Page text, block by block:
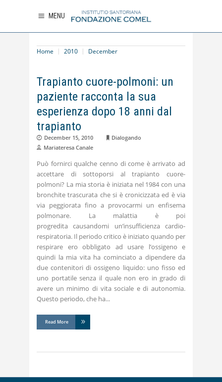
MENU
Home 2010 December
Trapianto cuore-polmoni: un
paziente racconta la sua
esperienza dopo 18 anni dal
trapianto
December 15, 2010
Dialogando
Mariateresa Canale
Può fornirci qualche cenno di come è arrivato ad
accettare di sottoporsi al trapianto cuore-
polmoni? La mia storia è iniziata nel 1984 con una
bronchite trascurata che si è cronicizzata ed è via
via peggiorata fino a provocarmi un enfisema
polmonare. La malattia è poi
progredita causandomi un’insufficienza cardio-
respiratoria. Il periodo critico è iniziato quando per
respirare ero obbligato ad usare l’ossigeno e
quindi la mia vita ha cominciato a dipendere da
due contenitori di ossigeno liquido: uno fisso ed
uno portatile senza il quale non ero in grado di
avere un minimo di vita sociale e di autonomia.
Questo periodo, che ha
Read More